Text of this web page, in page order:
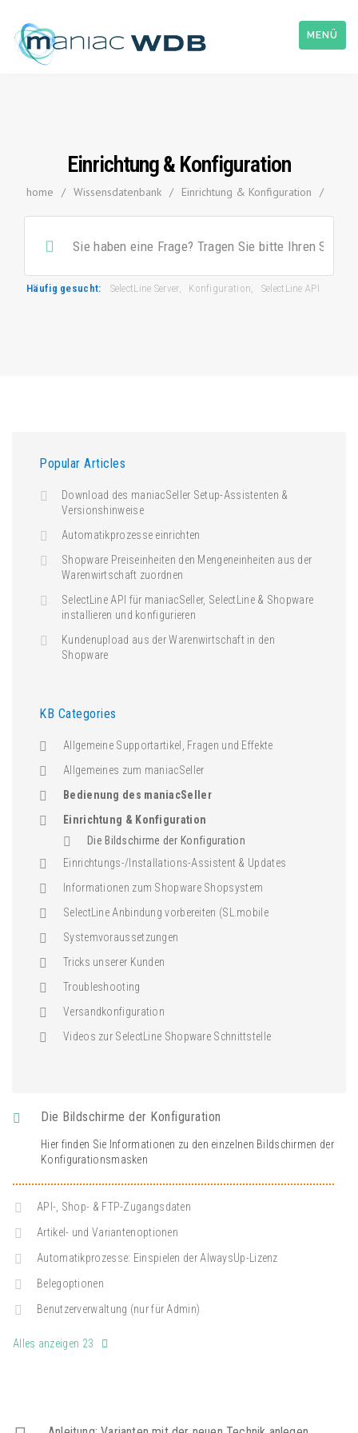
MENÜ
Einrichtung & Konfiguration
home / Wissensdatenbank / Einrichtung & Konfiguration /
Häufig gesucht: SelectLine Server, Konfiguration, SelectLine API
Popular Articles
Download des maniacSeller Setup-Assistenten &
Versionshinweise
Automatikprozesse einrichten
Shopware Preiseinheiten den Mengeneinheiten aus der
Warenwirtschaft zuordnen
SelectLine API für maniacSeller, SelectLine & Shopware
installieren und konfigurieren
Kundenupload aus der Warenwirtschaft in den
Shopware
KB Categories
Allgemeine Supportartikel, Fragen und Effekte
Allgemeines zum maniacSeller
Bedienung des maniacSeller
Einrichtung & Konfiguration
Die Bildschirme der Konfiguration
Einrichtungs-/Installations-Assistent & Updates
Informationen zum Shopware Shopsystem
SelectLine Anbindung vorbereiten (SL.mobile
Systemvoraussetzungen
Tricks unserer Kunden
Troubleshooting
Versandkonfiguration
Videos zur SelectLine Shopware Schnittstelle
Die Bildschirme der Konfiguration
Hier finden Sie Informationen zu den einzelnen Bildschirmen der
Konfigurationsmasken
API-, Shop- & FTP-Zugangsdaten
Artikel- und Variantenoptionen
Automatikprozesse: Einspielen der AlwaysUp-Lizenz
Belegoptionen
Benutzerverwaltung (nur für Admin)
Alles anzeigen 23